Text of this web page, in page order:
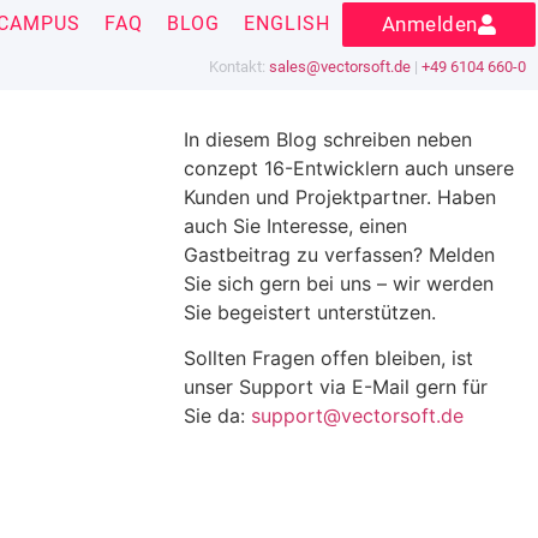
Kontakt: sales@vectorsoft.de | +49 6104 660-0
FAQ BLOG ENGLISH Anmelden
In diesem Blog schreiben neben
conzept 16-Entwicklern auch unsere
Kunden und Projektpartner. Haben
auch Sie Interesse, einen
Gastbeitrag zu verfassen? Melden
Sie sich gern bei uns – wir werden
Sie begeistert unterstützen.
Sollten Fragen offen bleiben, ist
unser Support via E-Mail gern für
Sie da: support@vectorsoft.de